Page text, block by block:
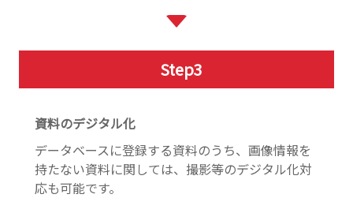
Step3
資料のデジタル化
データベースに登録する資料のうち、画像情報を
持たない資料に関しては、撮影等のデジタル化対
応も可能です。